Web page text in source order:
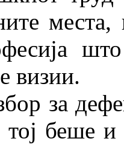
визии.
за
беше